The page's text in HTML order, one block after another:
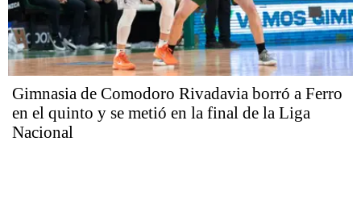
Gimnasia de Comodoro Rivadavia borró a Ferro
en el quinto y se metió en la final de la Liga
Nacional